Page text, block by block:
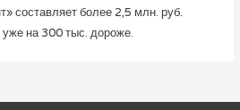
составляет более 2,5 млн. руб.
на 300 тыс. дороже.